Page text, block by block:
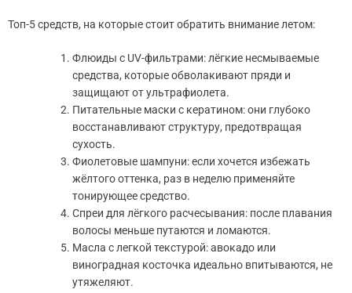
Топ-5 средств, на которые стоит обратить внимание летом:
Флюиды с UV-фильтрами: лёгкие несмываемые
средства, которые обволакивают пряди и
защищают от ультрафиолета.
Питательные маски с кератином: они глубоко
восстанавливают структуру, предотвращая
сухость.
Фиолетовые шампуни: если хочется избежать
жёлтого оттенка, раз в неделю применяйте
тонирующее средство.
Спреи для лёгкого расчесывания: после плавания
волосы меньше путаются и ломаются.
Масла с легкой текстурой: авокадо или
виноградная косточка идеально впитываются, не
утяжеляют.